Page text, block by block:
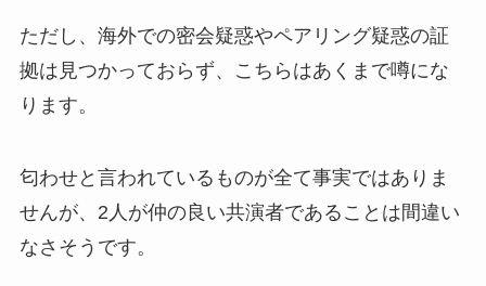
ただし、海外での密会疑惑やペアリング疑惑の証
拠は見つかっておらず、こちらはあくまで噂にな
ります。
匂わせと言われているものが全て事実ではありま
せんが、2人が仲の良い共演者であることは間違い
なさそうです。